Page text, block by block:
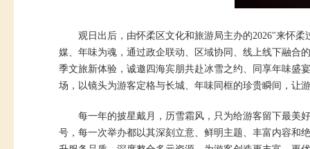
观日出后，由怀柔区文化和旅游局主办的2026"来怀
媒、年味为魂，通过政企联动、区域协同、线上线下融合
季文旅新体验，诚邀四海宾朋共赴冰雪之约、同享年味盛
场，以镜头为游客定格与长城、年味同框的珍贵瞬间，让
每一年的披星戴月，历雪霜风，只为给游客留下最美
号，每一次举办都以其深刻立意、鲜明主题、丰富内容和